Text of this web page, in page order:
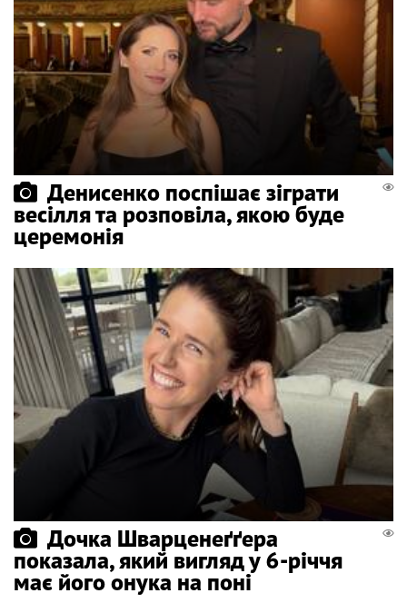
Денисенко поспішає зіграти
весілля та розповіла, якою буде
церемонія
Дочка Шварценеґґера
показала, який вигляд у 6-річчя
має його онука на поні